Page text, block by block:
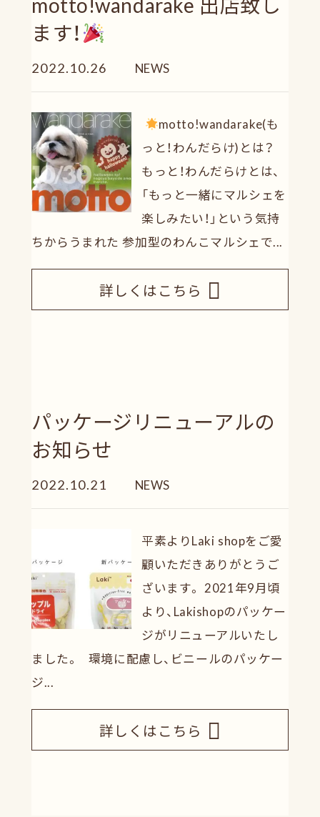
ます！
2022.10.26 NEWS
motto!wandarake(も
っと！わんだらけ)とは？
もっと！わんだらけとは、
「もっと一緒にマルシェを
楽しみたい！」という気持
ちからうまれた 参加型のわんこマルシェで...
詳しくはこちら
パッケージリニューアルの
お知らせ
2022.10.21 NEWS
平素よりLaki shopをご愛
顧いただきありがとうご
ざいます。 2021年9月頃
より、Lakishopのパッケー
ジがリニューアルいたし
ました。 環境に配慮し、ビニールのパッケー
ジ...
詳しくはこちら